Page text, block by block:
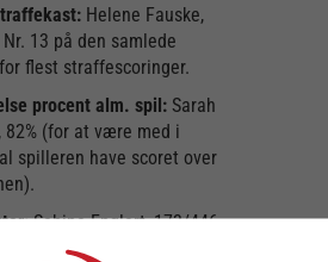
Helene Fauske,
13 på den samlede
flest straffescoringer.
procent alm. spil: Sarah
82% (for at være med i
spilleren have scoret over
Sabine Englert, 173/446
på 38,8%). Nr. 3 på den